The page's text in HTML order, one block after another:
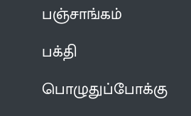
பஞ்சாங்கம்
பக்தி
பொழுதுப்போக்கு